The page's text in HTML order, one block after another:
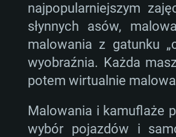
najpopularniejszym
słynnych asów,
malowania z gatunku
wyobraźnia. Każda
potem wirtualnie
Malowania i kamuflaże
wybór pojazdów i